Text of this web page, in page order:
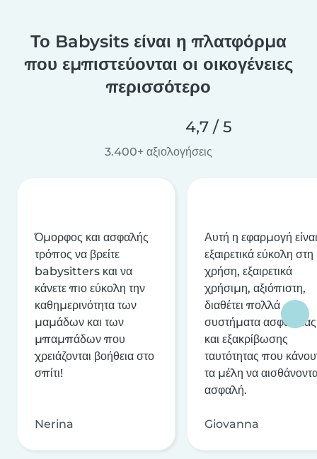
Το Babysits είναι η πλατφόρμα
που εμπιστεύονται οι οικογένειες
περισσότερο
4,7 / 5
3.400+ αξιολογήσεις
Όμορφος και ασφαλής
τρόπος να βρείτε
babysitters και να
κάνετε πιο εύκολη την
καθημερινότητα των
μαμάδων και των
μπαμπάδων που
χρειάζονται βοήθεια στο
σπίτι!
Nerina
Αυτή η εφαρμογή είναι
εξαιρετικά εύκολη στη
χρήση, εξαιρετικά
χρήσιμη, αξιόπιστη,
διαθέτει πολλά
συστήματα ασφαλείας
και εξακρίβωσης
ταυτότητας που
τα μέλη να
ασφαλή.
Giovanna